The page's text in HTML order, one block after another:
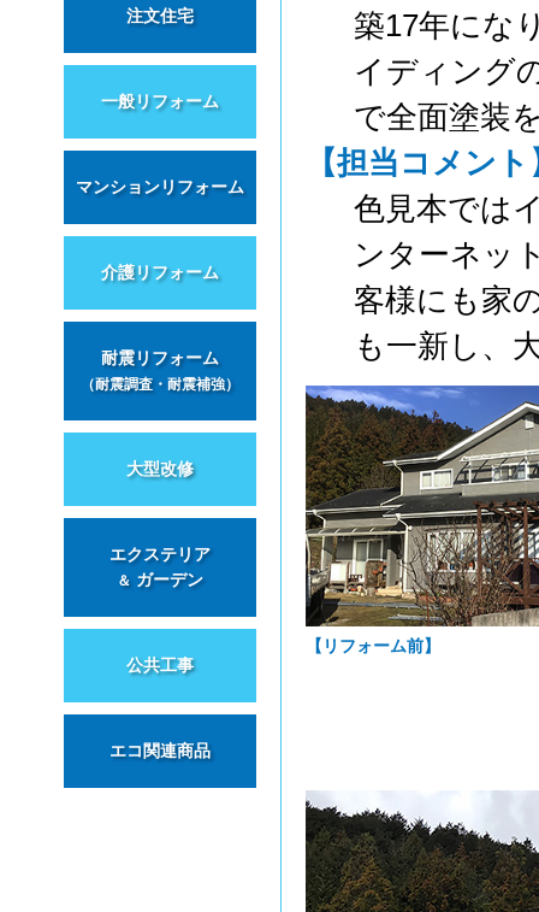
築17年にな
イディング
で全面塗装
【担当コメント
色見本では
ンターネッ
客様にも家
も一新し、
【リフォーム前】
注文住宅
一般リフォーム
マンションリフォーム
介護リフォーム
耐震リフォーム
（耐震調査・耐震補強）
大型改修
エクステリア
＆ ガーデン
公共工事
エコ関連商品